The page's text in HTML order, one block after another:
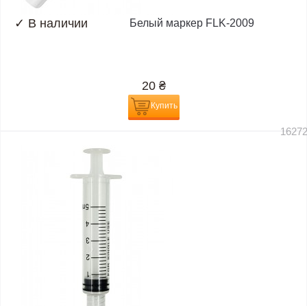
✓ В наличии Белый маркер FLK-2009
20 ₴
Купить